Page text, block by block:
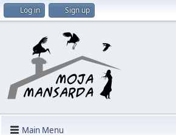
Log in Sign up
Main Menu